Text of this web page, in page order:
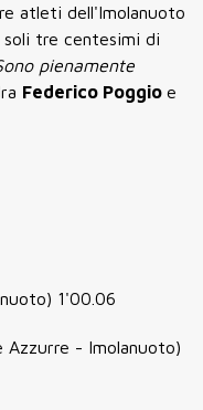
atleti dell'Imolanuoto
soli tre centesimi di
pienamente
Federico Poggio e
1'00.06
Azzurre - Imolanuoto)